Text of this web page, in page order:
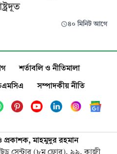
৪০ মিনিট আগে
শর্তাবলি ও নীতিমালা
সম্পাদকীয় নীতি
মাহমুদুর রহমান
সেন্টার (৮ম ফ্লোর), ৯৯, কাজী